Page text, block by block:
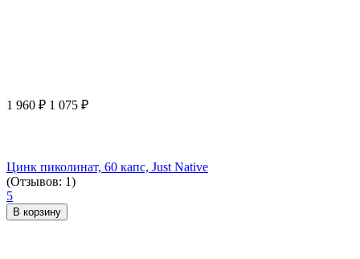
1 960 ₽ 1 075 ₽
Цинк пиколинат, 60 капс, Just Native
(Отзывов: 1)
5
В корзину